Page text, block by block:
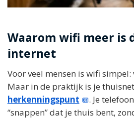
Waarom wifi meer is
internet
Voor veel mensen is wifi
Maar in de praktijk is je
herkenningspunt
. Je
“snappen” dat je thuis bent,